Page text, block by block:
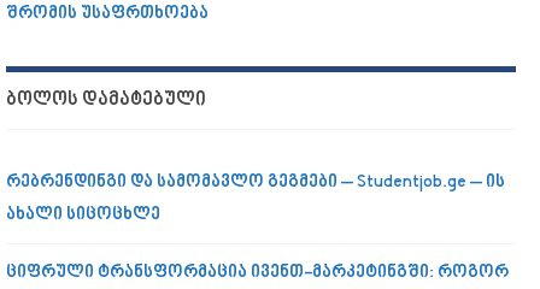
შრომის უსაფრთხოება
ᲑᲝᲚᲝᲡ ᲓᲐᲛᲐᲢᲔᲑᲣᲚᲘ
რებრენდინგი და სამომავლო გეგმები – Studentjob.ge – ის
ახალი სიცოცხლე
ციფრული ტრანსფორმაცია ივენთ-მარკეტინგში: როგორ